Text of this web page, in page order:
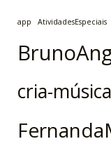
app AtividadesEspeciais
cria-música